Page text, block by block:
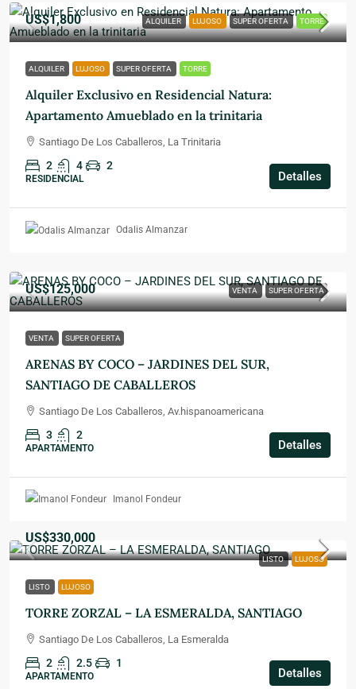
ALQUILER LUJOSO SUPER OFERTA TORRE
US$1,800
ALQUILER LUJOSO SUPER OFERTA TORRE
Alquiler Exclusivo en Residencial Natura:
Apartamento Amueblado en la trinitaria
Santiago De Los Caballeros, La Trinitaria
2 4 2
RESIDENCIAL Detalles
Odalis Almanzar
VENTA SUPER OFERTA
US$125,000
VENTA SUPER OFERTA
ARENAS BY COCO – JARDINES DEL SUR,
SANTIAGO DE CABALLEROS
Santiago De Los Caballeros, Av.hispanoamericana
3 2
APARTAMENTO Detalles
Imanol Fondeur
LISTO LUJOSO
US$330,000
LISTO LUJOSO
TORRE ZORZAL – LA ESMERALDA, SANTIAGO
Santiago De Los Caballeros, La Esmeralda
2 2.5 1
APARTAMENTO Detalles